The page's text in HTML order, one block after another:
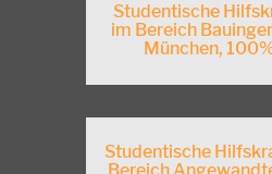
Studentische
im Bereich
München,
Studentische